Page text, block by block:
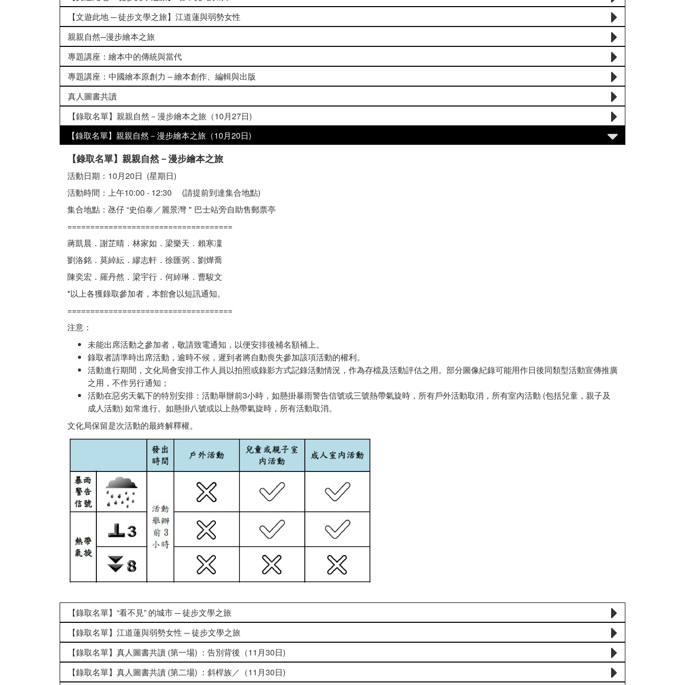
【文遊此地 ─ 徒步文學之旅】江道蓮與弱勢女性
親親自然─漫步繪本之旅
專題講座：繪本中的傳統與當代
專題講座：中國繪本原創力 – 繪本創作、編輯與出版
真人圖書共讀
【錄取名單】親親自然－漫步繪本之旅（10月27日)
【錄取名單】親親自然－漫步繪本之旅（10月20日)
【錄取名單】親親自然－漫步繪本之旅
活動日期：10月20日 (星期日)
活動時間：上午10:00 - 12:30 (請提前到達集合地點)
集合地點：氹仔 “史伯泰／麗景灣＂巴士站旁自助售郵票亭
====================================
蔣凱晨．謝芷晴．林家如．梁樂天．賴寒凜
劉洛銘．莫綽紜．繆志軒．徐匯弼．劉燁喬
陳奕宏．羅丹然．梁宇行．何綽琳．曹駿文
*以上各獲錄取參加者，本館會以短訊通知。
====================================
注意：
未能出席活動之參加者，敬請致電通知，以便安排後補名額補上。
錄取者請準時出席活動，逾時不候，遲到者將自動喪失參加該項活動的權利。
活動進行期間，文化局會安排工作人員以拍照或錄影方式記錄活動情況，作為存檔及活動評估之用。部分圖像紀錄可能用作日後同類型活動宣傳推廣
之用，不作另行通知；
活動在惡劣天氣下的特別安排：活動舉辦前3小時，如懸掛暴雨警告信號或三號熱帶氣旋時，所有戶外活動取消，所有室內活動 (包括兒童，親子及
成人活動) 如常進行。如懸掛八號或以上熱帶氣旋時，所有活動取消。
文化局保留是次活動的最終解釋權。
【錄取名單】“看不見” 的城市 ─ 徒步文學之旅
【錄取名單】江道蓮與弱勢女性 ─ 徒步文學之旅
【錄取名單】真人圖書共讀 (第一場) ：告別背後（11月30日)
【錄取名單】真人圖書共讀 (第二場) ：斜桿族／（11月30日)